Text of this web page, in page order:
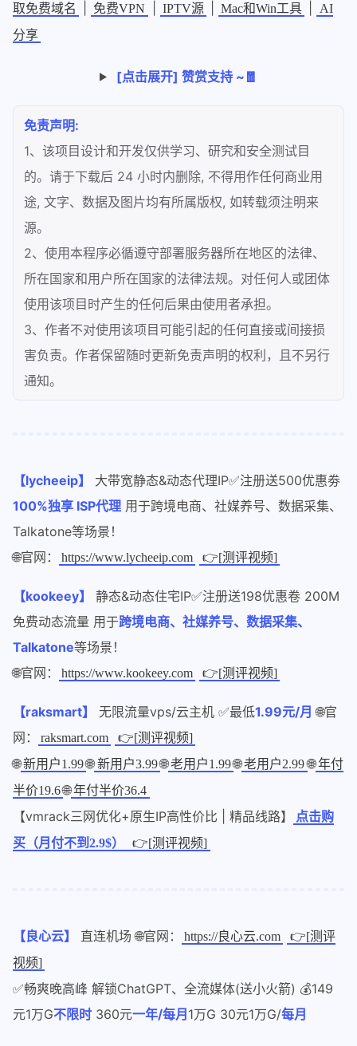
取免费域名 免费VPN IPTV源 Mac和Win工具
AI
分享
[点击展开] 赞赏支持 ~🧧
免责声明:
1、该项目设计和开发仅供学习、研究和安全测试目
的。请于下载后 24 小时内删除, 不得用作任何商业用
途, 文字、数据及图片均有所属版权, 如转载须注明来
源。
2、使用本程序必循遵守部署服务器所在地区的法律、
所在国家和用户所在国家的法律法规。对任何人或团体
使用该项目时产生的任何后果由使用者承担。
3、作者不对使用该项目可能引起的任何直接或间接损
害负责。作者保留随时更新免责声明的权利，且不另行
通知。
【lycheeip】
大带宽静态&动态代理IP✅注册送500优惠劵
100%独享 ISP代理 用于跨境电商、社媒养号、数据采集、
Talkatone等场景！
🌐官网：
https://www.lycheeip.com 👉[测评视频]
【kookeey】
静态&动态住宅IP✅注册送198优惠卷 200M
免费动态流量 用于跨境电商、社媒养号、数据采集、
Talkatone等场景！
🌐官网：
https://www.kookeey.com 👉[测评视频]
【raksmart】 无限流量vps/云主机 ✅最低1.99元/月 🌐官
网：
raksmart.com 👉[测评视频]
🌐新用户1.99🌐 新用户3.99🌐老用户1.99🌐老用户2.99 🌐 年付
半价19.6🌐年付半价36.4
【vmrack三网优化+原生IP高性价比 | 精品线路】
点击购
买（月付不到2.9$）
👉[测评视频]
【良心云】 直连机场 🌐官网： https://良心云.com
👉[测评
视频]
✅畅爽晚高峰 解锁ChatGPT、全流媒体(送小火箭) 💰149
元1万G不限时 360元一年/每月1万G 30元1万G/每月